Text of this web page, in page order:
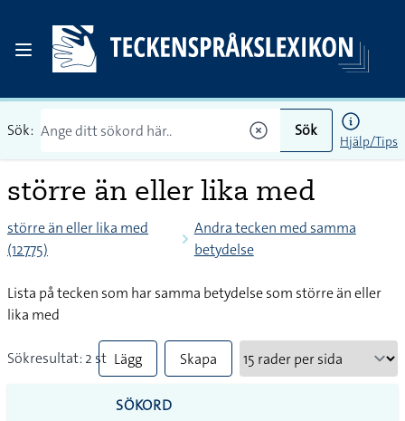
Sök: Sök
Hjälp/Tips
större än eller lika med
större än eller lika med
(12775)
Andra tecken med samma
betydelse
Lista på tecken som har samma betydelse som större än eller
lika med
Sökresultat: 2 st Lägg
till
Skapa
SÖKORD